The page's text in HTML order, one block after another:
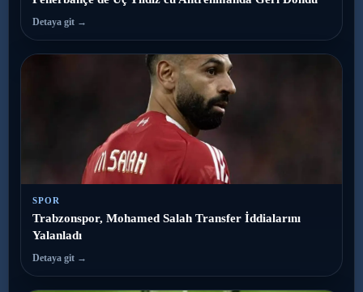
Detaya git →
SPOR
Trabzonspor, Mohamed Salah Transfer İddialarını
Yalanladı
Detaya git →